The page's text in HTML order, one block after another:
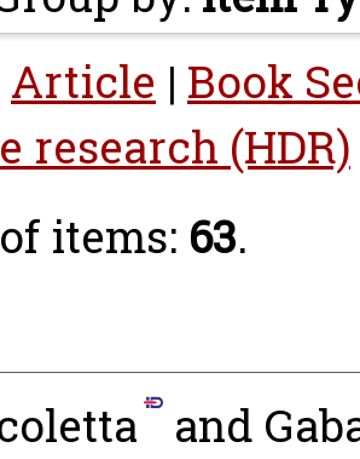
Article | Book
research (HDR)
items: 63.
and